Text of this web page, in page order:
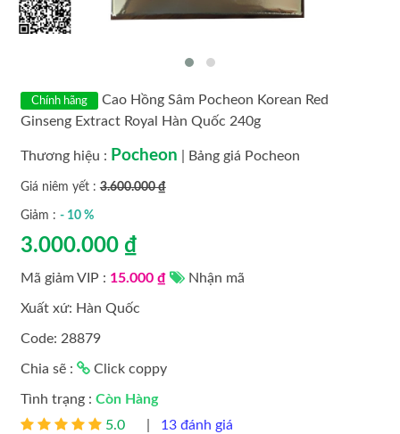
Chính hãng
Cao Hồng Sâm Pocheon Korean Red
Ginseng Extract Royal Hàn Quốc 240g
Thương hiệu : Pocheon Bảng giá Pocheon
Giá niêm yết :3.600.000 ₫
Giảm : - 10 %
3.000.000 ₫
Mã giảm VIP : 15.000 ₫ Nhận mã
Xuất xứ: Hàn Quốc
Code: 28879
Chia sẽ : Click coppy
Tình trạng : Còn Hàng
5.0
13 đánh giá
MỌC TÓC
MỸ PHẨM CAO CẤP
MỸ PHẨM LAMER
MỸ PHẨM LANCI HÀN QUỐC
MỸ PHẨM LAVISH HÀN QUỐC
MỸ PHẨM OHUI HÀN QUỐC
MỸ PHẨM KYUNG LAB
MỸ PHẨM SAKURA
MỸ PHẨM TRANSINO